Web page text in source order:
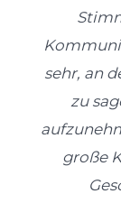
sehr, an
zu
große